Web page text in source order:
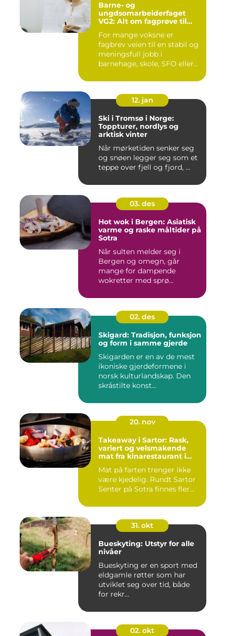
Barne- og
ungdsomarbeiderfaget
VG2: Alt om fagprøve til
ungdomsarbeider
For mange voksne er
fagbrev veien til en stabil og
meningsfull jobb i
barnehage, skole, SFO eller
12. jan
Ski i Tromsø i Norge:
Toppturer, nordlys og
arktisk vinter
Når mørketiden senker seg
og snøen legger seg som et
teppe over fjell og fjord, ...
03. des
Hot wok i Bergen: Asiatisk
varme og raske måltider på
Sotra
Når sulten melder seg i
Bergen og omegn, går
mange for dampende
wokretter med sprø...
02. des
Skigard: Tradisjon, funksjon
og form i samme gjerde
Skigarden er en av de mest
ikoniske gjerdeformene i
norsk kulturlandskap. Den
skråstilte konst...
20. nov
Takeaway i Sartor: Rask,
variert og velsmakende
mat fra kinarestaurant i
Mat på farten trenger ikke
være kjedelig. Rundt Sartor
Senter på Sotra finnes fler...
31. okt
Bueskyting: Utstyr for alle
nivåer
Bueskyting er en sport med
eldgamle røtter som har
utviklet seg over tid, både
for rekr...
02. okt